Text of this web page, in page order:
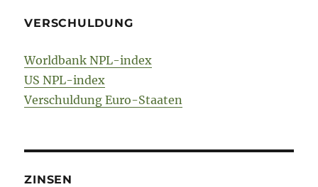
VERSCHULDUNG
Worldbank NPL-index
US NPL-index
Verschuldung Euro-Staaten
ZINSEN